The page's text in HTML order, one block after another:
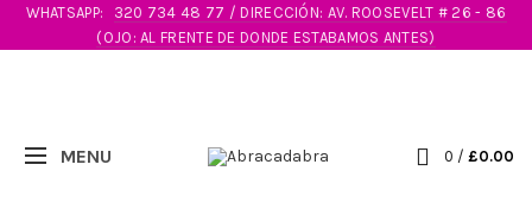
WHATSAPP:
320 734 48 77 / DIRECCIÓN: AV. ROOSEVELT # 26 - 86
(OJO: AL FRENTE DE DONDE ESTABAMOS ANTES)
0 / £0.00